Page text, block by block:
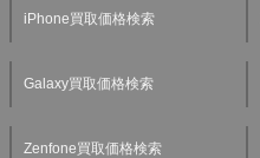
iPhone買取価格検索
Galaxy買取価格検索
Zenfone買取価格検索